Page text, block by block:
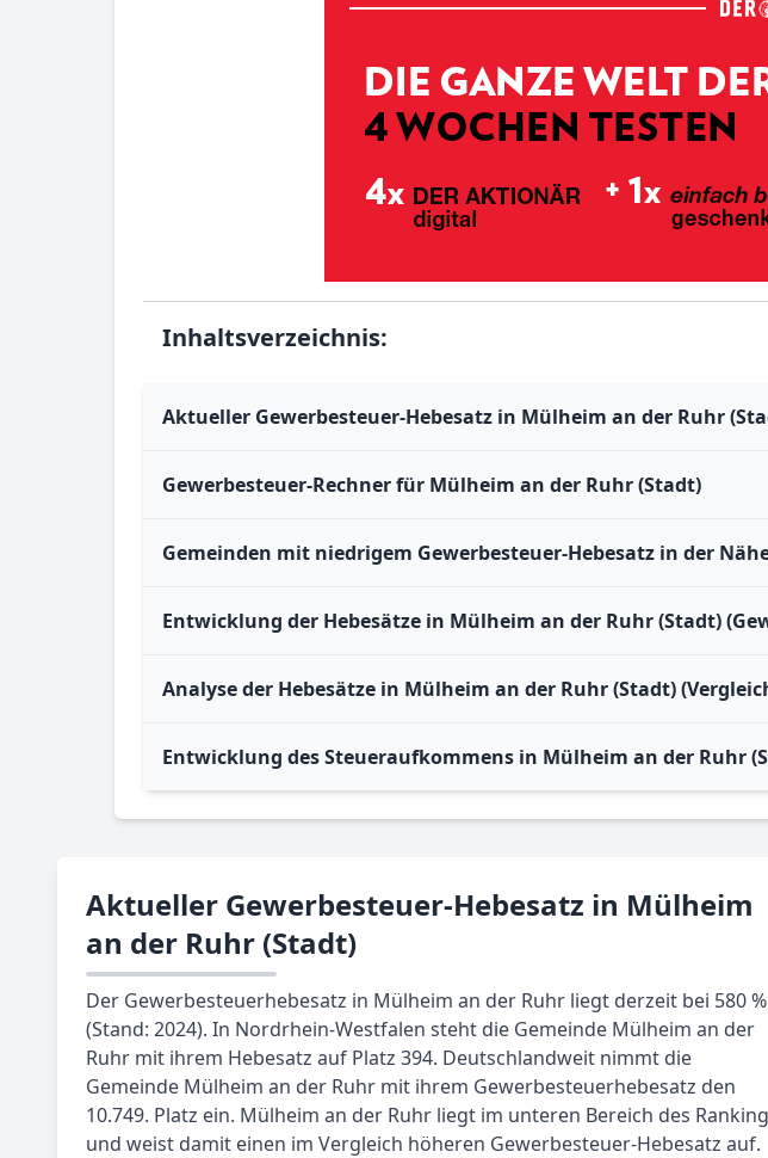
Inhaltsverzeichnis:
Aktueller Gewerbesteuer-Hebesatz in Mülheim an der Ruhr
Gewerbesteuer-Rechner für Mülheim an der Ruhr (Stadt)
Gemeinden mit niedrigem Gewerbesteuer-Hebesatz in der
Entwicklung der Hebesätze in Mülheim an der Ruhr (Stadt)
Analyse der Hebesätze in Mülheim an der Ruhr (Stadt)
Entwicklung des Steueraufkommens in Mülheim an der Ruhr
Aktueller Gewerbesteuer-Hebesatz in Mülheim
an der Ruhr (Stadt)
Der Gewerbesteuerhebesatz in Mülheim an der Ruhr liegt derzeit bei 580 %
(Stand: 2024). In Nordrhein-Westfalen steht die Gemeinde Mülheim an der
Ruhr mit ihrem Hebesatz auf Platz 394. Deutschlandweit nimmt die
Gemeinde Mülheim an der Ruhr mit ihrem Gewerbesteuerhebesatz den
10.749. Platz ein. Mülheim an der Ruhr liegt im unteren Bereich des
und weist damit einen im Vergleich höheren Gewerbesteuer-Hebesatz auf.